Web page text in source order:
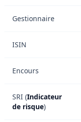
Gestionnaire
ISIN
Encours
SRI (Indicateur
de risque)